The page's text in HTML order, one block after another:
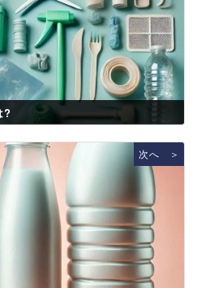
?
次へ ＞